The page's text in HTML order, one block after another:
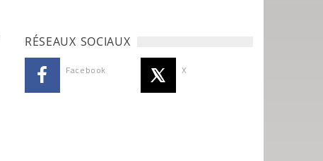
RÉSEAUX SOCIAUX
Facebook X